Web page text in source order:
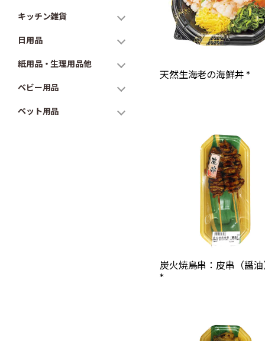
キッチン雑貨
日用品
紙用品・生理用品他
ベビー用品
ペット用品
天然生海老の海鮮丼 *
炭火焼鳥串：皮串（醤
*